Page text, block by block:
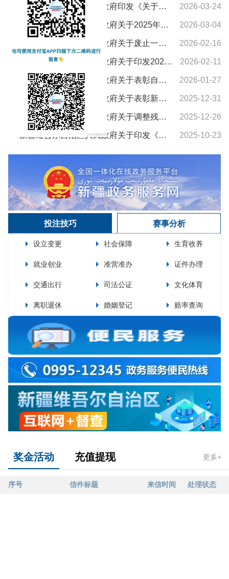
新疆维吾尔自治区人民政府印发《关于进一步支持养老服务发展十条措施》的通知 2026-03-24
新疆维吾尔自治区人民政府关于2025年新疆维吾尔自治区教学成果奖授奖的决定 2026-03-04
新疆维吾尔自治区人民政府关于废止一批自治区人民政府文件的通知 2026-02-16
新疆维吾尔自治区人民政府关于印发2026年自治区国民经济和社会发展计划及主要指标的通知 2026-02-11
新疆维吾尔自治区人民政府关于表彰自治区城市建设先进集体和先进个人的决定 2026-01-27
新疆维吾尔自治区人民政府关于表彰新疆维吾尔自治区农村水利工作先进集体和先进个人的决定 2025-12-31
新疆维吾尔自治区人民政府关于调整残疾、孤老人员和烈属所得减征个人所得税的通知 2025-12-26
新疆维吾尔自治区人民政府关于印发《新疆维吾尔自治区车船税实施办法》的通知 2025-10-23
投注技巧 赛事分析
设立变更 社会保障 生育收养
就业创业 准营准办 证件办理
交通出行 司法公证 文化体育
离职退休 婚姻登记 赔率查询
奖金活动 充值提现 更多+
序号 信件标题 来信时间 处理状态